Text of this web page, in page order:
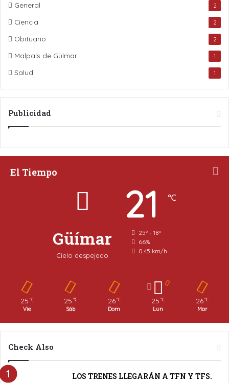
General 2
Ciencia 2
Obituario 2
Malpaís de Güímar 1
Salud 1
Publicidad
El Tiempo
Güímar
Cielo despejado
21 ℃
25º - 18º
66%
0.45 km/h
25 ℃
Vie
25 ℃
Sáb
26 ℃
Dom
25 ℃
Lun
26 ℃
Mar
Check Also
LOS TRENES LLEGARÁN A TFN Y TFS.